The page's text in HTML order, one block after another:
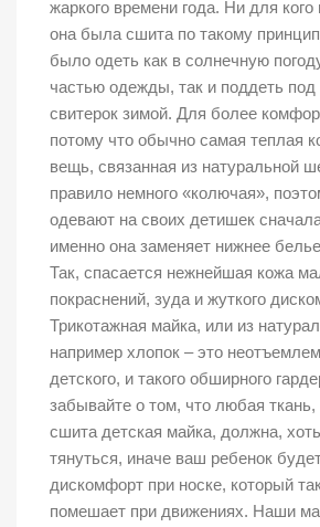
жаркого времени года. Ни для кого
она была сшита по такому
было одеть как в солнечную
частью одежды, так и поддеть
свитерок зимой. Для более
потому что обычно самая теплая
вещь, связанная из натуральной
правило немного «колючая»,
одевают на своих детишек
именно она заменяет нижнее
Так, спасается нежнейшая кожа
покраснений, зуда и жуткого
Трикотажная майка, или из
например хлопок – это
детского, и такого обширного
забывайте о том, что любая ткань,
сшита детская майка, должна,
тянуться, иначе ваш ребенок
дискомфорт при носке, который
помешает при движениях. Наши